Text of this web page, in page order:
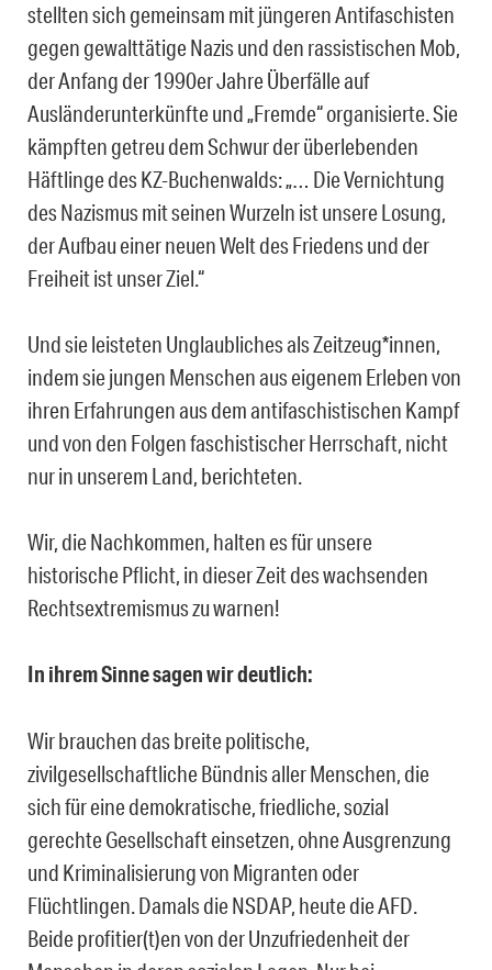
stellten sich gemeinsam mit jüngeren Antifaschisten
gegen gewalttätige Nazis und den rassistischen Mob,
der Anfang der 1990er Jahre Überfälle auf
Ausländerunterkünfte und „Fremde“ organisierte. Sie
kämpften getreu dem Schwur der überlebenden
Häftlinge des KZ-Buchenwalds: „… Die Vernichtung
des Nazismus mit seinen Wurzeln ist unsere Losung,
der Aufbau einer neuen Welt des Friedens und der
Freiheit ist unser Ziel.“
Und sie leisteten Unglaubliches als Zeitzeug*innen,
indem sie jungen Menschen aus eigenem Erleben von
ihren Erfahrungen aus dem antifaschistischen Kampf
und von den Folgen faschistischer Herrschaft, nicht
nur in unserem Land, berichteten.
Wir, die Nachkommen, halten es für unsere
historische Pflicht, in dieser Zeit des wachsenden
Rechtsextremismus zu warnen!
In ihrem Sinne sagen wir deutlich:
Wir brauchen das breite politische,
zivilgesellschaftliche Bündnis aller Menschen, die
sich für eine demokratische, friedliche, sozial
gerechte Gesellschaft einsetzen, ohne Ausgrenzung
und Kriminalisierung von Migranten oder
Flüchtlingen. Damals die NSDAP, heute die AFD.
Beide profitier(t)en von der Unzufriedenheit der